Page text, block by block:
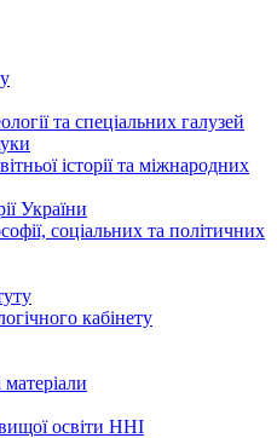
та спеціальних галузей
історії та міжнародних
України
соціальних та політичних
кабінету
освіти ННІ